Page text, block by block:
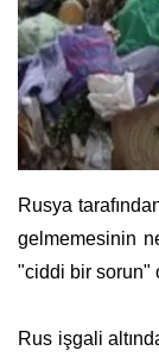
Rusya
gelmemesinin
"ciddi bir sorun"
Rus işgali